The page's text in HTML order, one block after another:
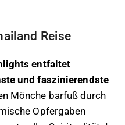
Reise
entfaltet
und faszinierendste
Mönche barfuß durch
Opfergaben